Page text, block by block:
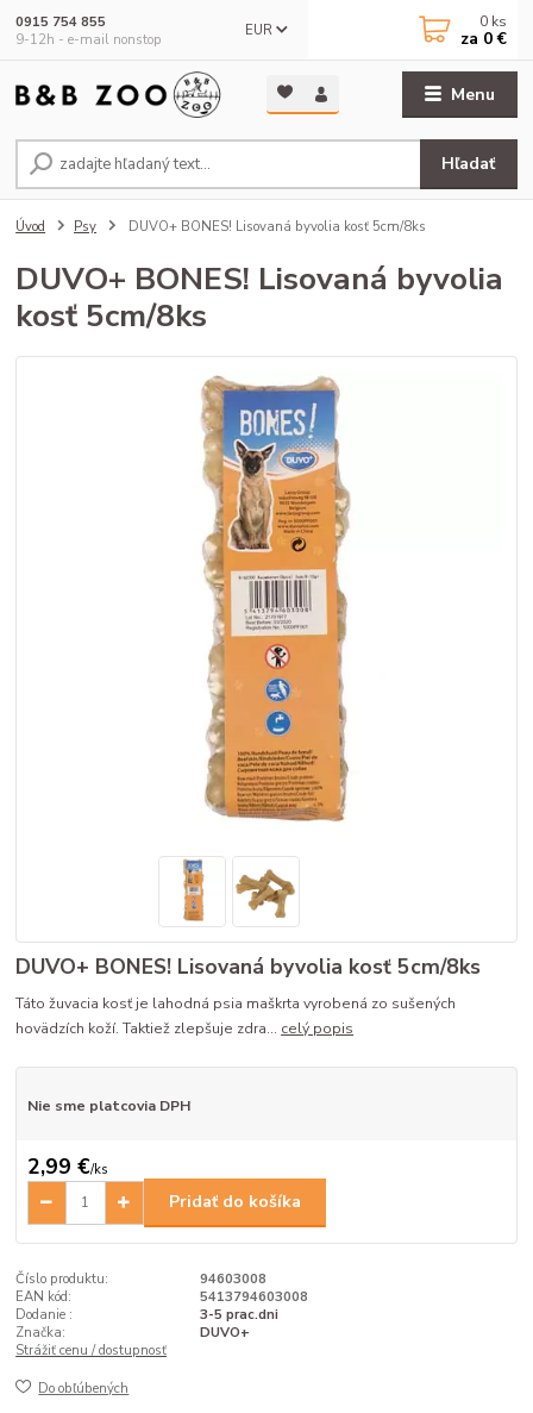
Menu
EUR
Hľadať
0915 754 855
9-12h - e-mail nonstop
0 ks
za 0 €
Úvod Psy DUVO+ BONES! Lisovaná byvolia kosť 5cm/8ks
DUVO+ BONES! Lisovaná byvolia
kosť 5cm/8ks
DUVO+ BONES! Lisovaná byvolia kosť 5cm/8ks
Táto žuvacia kosť je lahodná psia maškrta vyrobená zo sušených
hovädzích koží. Taktiež zlepšuje zdra... celý popis
Nie sme platcovia DPH
2,99 €/ks
Pridať do košíka
Číslo produktu:
94603008
EAN kód:
5413794603008
Dodanie :
3-5 prac.dni
Značka:
DUVO+
Strážiť cenu / dostupnosť
Do obľúbených